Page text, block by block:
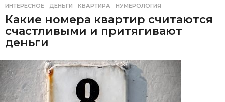
ИНТЕРЕСНОЕ ДЕНЬГИ ,КВАРТИРА ,НУМЕРОЛОГИЯ
Какие номера квартир считаются
счастливыми и притягивают
деньги